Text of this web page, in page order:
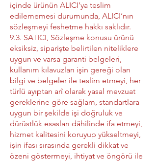
içinde ürünün ALICI’ya teslim
edilememesi durumunda, ALICI’nın
sözleşmeyi feshetme hakkı saklıdır.
9.3. SATICI, Sözleşme konusu ürünü
eksiksiz, siparişte belirtilen niteliklere
uygun ve varsa garanti belgeleri,
kullanım kılavuzları işin gereği olan
bilgi ve belgeler ile teslim etmeyi, her
türlü ayıptan arî olarak yasal mevzuat
gereklerine göre sağlam, standartlara
uygun bir şekilde işi doğruluk ve
dürüstlük esasları dâhilinde ifa etmeyi,
hizmet kalitesini koruyup yükseltmeyi,
işin ifası sırasında gerekli dikkat ve
özeni göstermeyi, ihtiyat ve öngörü ile